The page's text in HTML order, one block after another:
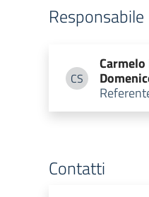
Responsabile
CSCarmelo
Carmelo
Contatti